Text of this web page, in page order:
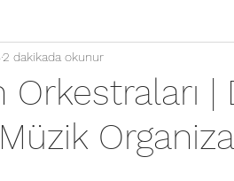
Orkestraları
2 dakikada okunur